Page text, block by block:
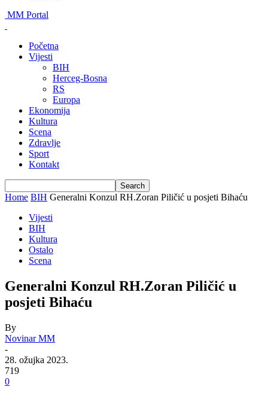
MM Portal
Početna
Vijesti
BIH
Herceg-Bosna
RS
Europa
Ekonomija
Kultura
Scena
Zdravlje
Sport
Kontakt
Home BIH Generalni Konzul RH.Zoran Piličić u posjeti Bihaću
Vijesti
BIH
Kultura
Ostalo
Scena
Generalni Konzul RH.Zoran Piličić u
posjeti Bihaću
By
Novinar MM
-
28. ožujka 2023.
719
0